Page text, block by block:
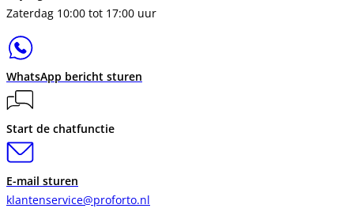
Zaterdag 10:00 tot 17:00 uur
WhatsApp bericht sturen
Start de chatfunctie
E-mail sturen
klantenservice@proforto.nl